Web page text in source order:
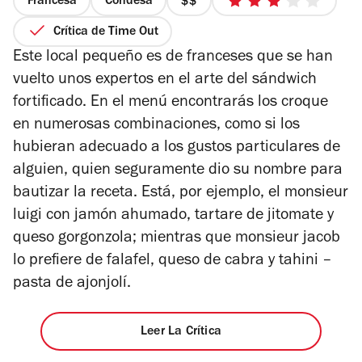
precio
de
3
Crítica de Time Out
Este local pequeño es de franceses que se han
vuelto unos expertos en el arte del sándwich
fortificado. En el menú encontrarás los croque
en numerosas combinaciones, como si los
hubieran adecuado a los gustos particulares de
alguien, quien seguramente dio su nombre para
bautizar la receta. Está, por ejemplo, el monsieur
luigi con jamón ahumado, tartare de jitomate y
queso gorgonzola; mientras que monsieur jacob
lo prefiere de falafel, queso de cabra y tahini –
pasta de ajonjolí.
Leer La Crítica